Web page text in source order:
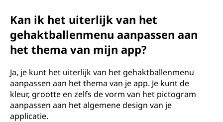
Kan ik het uiterlijk van het
gehaktballenmenu aanpassen aan
het thema van mijn app?
Ja, je kunt het uiterlijk van het gehaktballenmenu
aanpassen aan het thema van je app. Je kunt de
kleur, grootte en zelfs de vorm van het pictogram
aanpassen aan het algemene design van je
applicatie.